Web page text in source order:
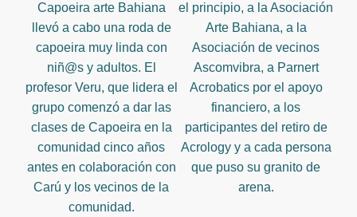
Capoeira arte Bahiana
llevó a cabo una roda de
capoeira muy linda con
niñ@s y adultos. El
profesor Veru, que lidera el
grupo comenzó a dar las
clases de Capoeira en la
comunidad cinco años
antes en colaboración con
Carú y los vecinos de la
comunidad.
el principio, a la Asociación
Arte Bahiana, a la
Asociación de vecinos
Ascomvibra, a Parnert
Acrobatics por el apoyo
financiero, a los
participantes del retiro de
Acrology y a cada persona
que puso su granito de
arena.